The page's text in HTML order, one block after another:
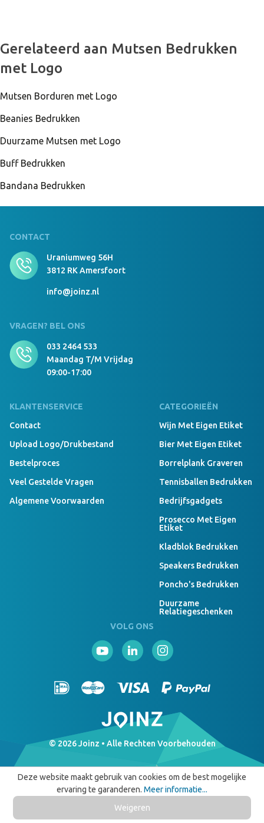
Luxury RPET Beanie Borduring 8x4 cm donkergrijs
Luxury RPET Beanie geen Flessengroen
Luxury RPET Beanie geen navy
Gerelateerd aan Mutsen Bedrukken
met Logo
Mutsen Borduren met Logo
Beanies Bedrukken
Duurzame Mutsen met Logo
Buff Bedrukken
Bandana Bedrukken
CONTACT
Uraniumweg 56H
3812 RK Amersfoort
info@joinz.nl
VRAGEN? BEL ONS
033 2464 533
Maandag T/m Vrijdag
09:00-17:00
KLANTENSERVICE
Contact
Upload Logo/drukbestand
Bestelproces
Veel Gestelde Vragen
Algemene Voorwaarden
CATEGORIEËN
Wijn Met Eigen Etiket
Bier Met Eigen Etiket
Borrelplank Graveren
Tennisballen Bedrukken
Bedrijfsgadgets
Prosecco Met Eigen
Etiket
Kladblok Bedrukken
Speakers Bedrukken
Poncho's Bedrukken
Duurzame
Relatiegeschenken
VOLG ONS
© 2026 Joinz • Alle Rechten Voorbehouden
Deze website maakt gebruik van cookies om de best mogelijke
ervaring te garanderen. Meer informatie...
Weigeren